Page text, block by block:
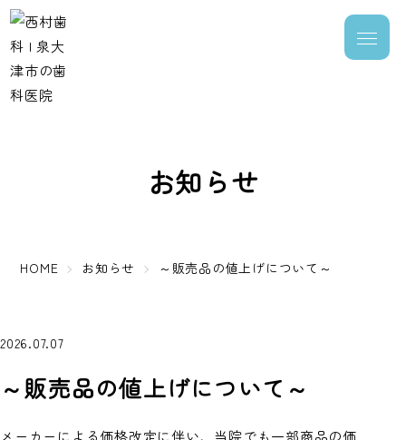
お知らせ
HOME お知らせ ～販売品の値上げについて～
2026.07.07
～販売品の値上げについて～
メーカーによる価格改定に伴い、当院でも一部商品の価